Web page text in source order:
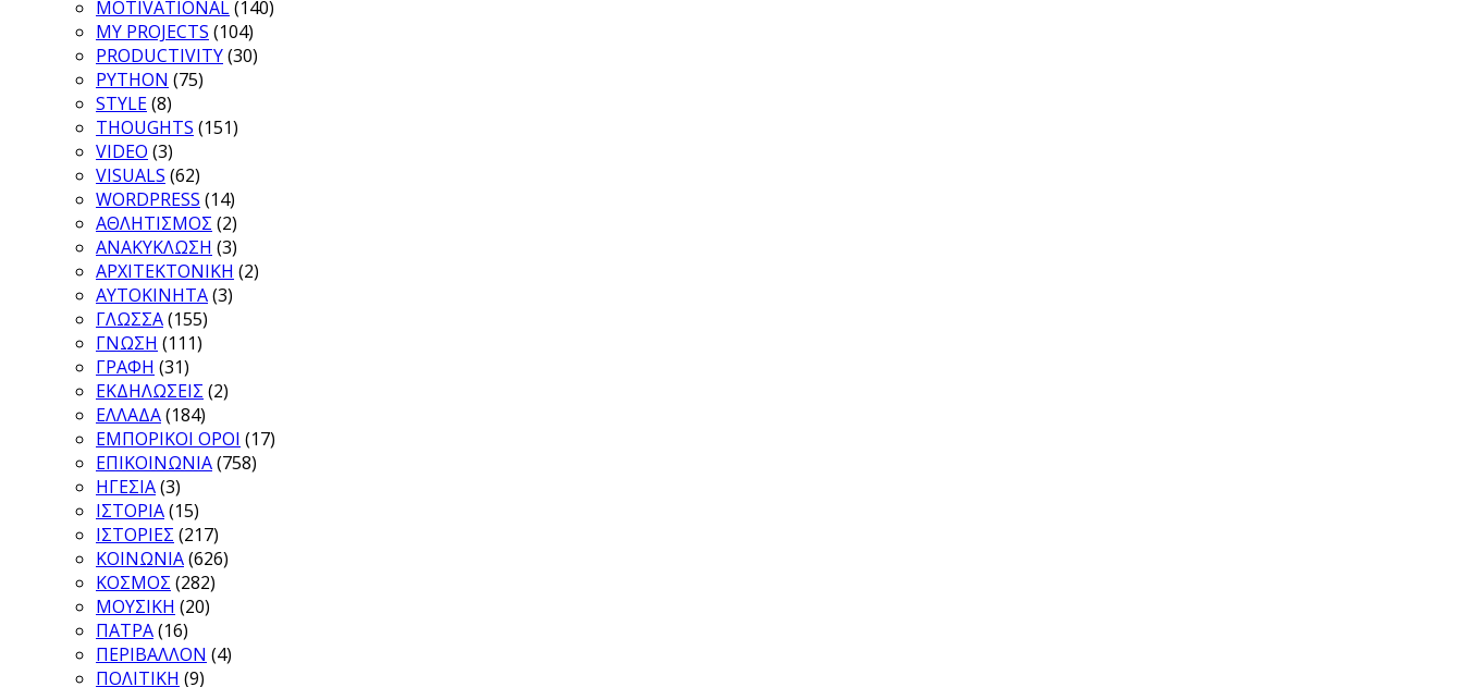
MOTIVATIONAL(140)
MY PROJECTS (104)
PRODUCTIVITY(30)
PYTHON (75)
STYLE(8)
THOUGHTS (151)
VIDEO (3)
VISUALS (62)
WORDPRESS (14)
ΑΘΛΗΤΙΣΜΟΣ (2)
ΑΝΑΚΥΚΛΩΣΗ (3)
ΑΡΧΙΤΕΚΤΟΝΙΚΗ (2)
ΑΥΤΟΚΙΝΗΤΑ(3)
ΓΛΩΣΣΑ(155)
ΓΝΩΣΗ (111)
ΓΡΑΦΗ (31)
ΕΚΔΗΛΩΣΕΙΣ (2)
ΕΛΛΑΔΑ(184)
ΕΜΠΟΡΙΚΟΙ ΟΡΟΙ (17)
ΕΠΙΚΟΙΝΩΝΙΑ(758)
ΗΓΕΣΙΑ(3)
ΙΣΤΟΡΙΑ(15)
ΙΣΤΟΡΙΕΣ (217)
ΚΟΙΝΩΝΙΑ(626)
ΚΟΣΜΟΣ (282)
ΜΟΥΣΙΚΗ (20)
ΠΑΤΡΑ(16)
ΠΕΡΙΒΑΛΛΟΝ (4)
ΠΟΛΙΤΙΚΗ (9)